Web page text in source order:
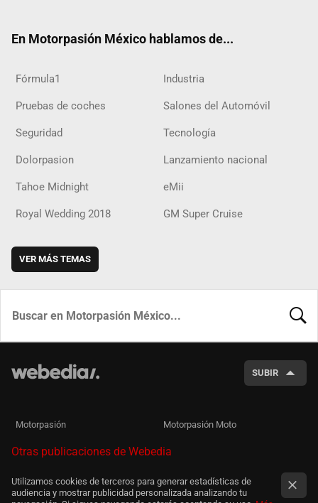
En Motorpasión México hablamos de...
Fórmula1 Industria
Pruebas de coches Salones del Automóvil
Seguridad Tecnología
Dolorpasion Lanzamiento nacional
Tahoe Midnight eMii
Royal Wedding 2018 GM Super Cruise
VER MÁS TEMAS
SUBIR
Motorpasión Motorpasión Moto
Otras publicaciones de Webedia
Utilizamos cookies de terceros para generar estadísticas de
audiencia y mostrar publicidad personalizada analizando tu